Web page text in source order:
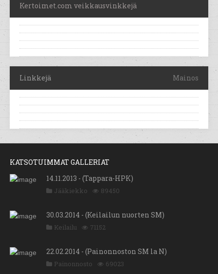
Kertoimet.com veikkausvinkkejä
Linkkejä Mainos
KATSOTUIMMAT GALLERIAT
14.11.2013 - (Tappara-HPK)
Jääkiekko 89450
30.03.2014 - (Keilailun nuorten SM)
Keilailu 71152
22.02.2014 - (Painonnoston SM la N)
Painonnosto 69023